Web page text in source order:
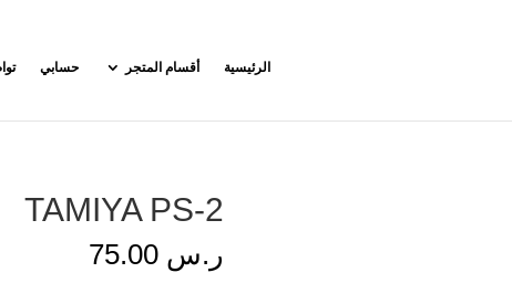
الرئيسية أقسام المتجر حسابي
TAMIYA PS-2
ر.س